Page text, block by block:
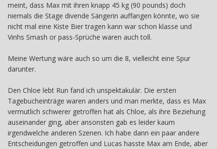
meint, dass Max mit ihren knapp 45 kg (90 pounds) doch
niemals die Stage divende Sängerin auffangen könnte, wo sie
nicht mal eine Kiste Bier tragen kann war schon klasse und
Vinhs Smash or pass-Sprüche waren auch toll.
Meine Wertung wäre auch so um die 8, vielleicht eine Spur
darunter.
Den Chloe lebt Run fand ich unspektakulär. Die ersten
Tagebucheinträge waren anders und man merkte, dass es Max
vermutlich schwerer getroffen hat als Chloe, als ihre Beziehung
auseinander ging, aber ansonsten gab es leider kaum
irgendwelche anderen Szenen. Ich habe dann ein paar andere
Entscheidungen getroffen und Lucas hasste Max am Ende, aber